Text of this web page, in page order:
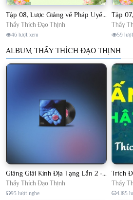
Tập 08, Lược Giảng về Pháp Uyển Châu Lâm, Chủ giảng TT. Thích Đạo Thịnh.
Thầy Thích Đạo Thịnh
46 lượt xem
Thầy
59
ALBUM THẦY THÍCH ĐẠO THỊNH
Giảng Giải Kinh Địa Tạng Lần 2 - Thầy Thích Đạo Thịnh - Diệu Pháp Khai Tâm
Thầy Thích Đạo Thịnh
93 lượt nghe
Thầy
4.185